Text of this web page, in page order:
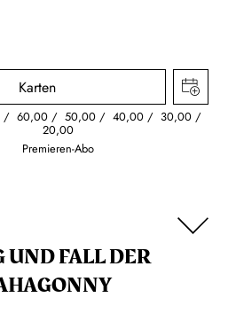
Karten
60,00 50,00 40,00 30,00
20,00
Premieren-Abo
UND FALL DER